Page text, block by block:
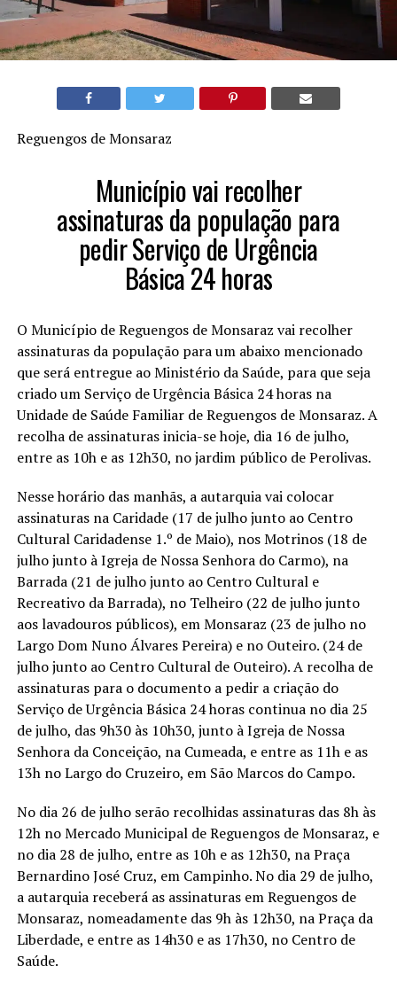
Reguengos de Monsaraz
Município vai recolher
assinaturas da população para
pedir Serviço de Urgência
Básica 24 horas
O Município de Reguengos de Monsaraz vai recolher
assinaturas da população para um abaixo mencionado
que será entregue ao Ministério da Saúde, para que seja
criado um Serviço de Urgência Básica 24 horas na
Unidade de Saúde Familiar de Reguengos de Monsaraz. A
recolha de assinaturas inicia-se hoje, dia 16 de julho,
entre as 10h e as 12h30, no jardim público de Perolivas.
Nesse horário das manhãs, a autarquia vai colocar
assinaturas na Caridade (17 de julho junto ao Centro
Cultural Caridadense 1.º de Maio), nos Motrinos (18 de
julho junto à Igreja de Nossa Senhora do Carmo), na
Barrada (21 de julho junto ao Centro Cultural e
Recreativo da Barrada), no Telheiro (22 de julho junto
aos lavadouros públicos), em Monsaraz (23 de julho no
Largo Dom Nuno Álvares Pereira) e no Outeiro. (24 de
julho junto ao Centro Cultural de Outeiro). A recolha de
assinaturas para o documento a pedir a criação do
Serviço de Urgência Básica 24 horas continua no dia 25
de julho, das 9h30 às 10h30, junto à Igreja de Nossa
Senhora da Conceição, na Cumeada, e entre as 11h e as
13h no Largo do Cruzeiro, em São Marcos do Campo.
No dia 26 de julho serão recolhidas assinaturas das 8h às
12h no Mercado Municipal de Reguengos de Monsaraz, e
no dia 28 de julho, entre as 10h e as 12h30, na Praça
Bernardino José Cruz, em Campinho. No dia 29 de julho,
a autarquia receberá as assinaturas em Reguengos de
Monsaraz, nomeadamente das 9h às 12h30, na Praça da
Liberdade, e entre as 14h30 e as 17h30, no Centro de
Saúde.